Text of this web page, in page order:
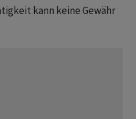
kann keine Gewähr